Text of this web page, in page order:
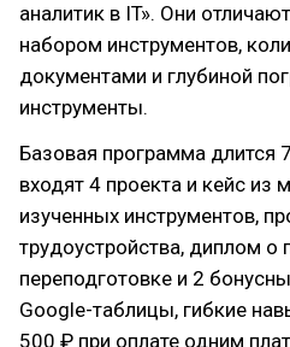
аналитик в IT». Они
набором инструментов,
документами и глубиной
инструменты.
Базовая программа длится
входят 4 проекта и кейс из
изученных инструментов,
трудоустройства, диплом о
переподготовке и 2
Google-таблицы, гибкие
500 ₽ при оплате одним